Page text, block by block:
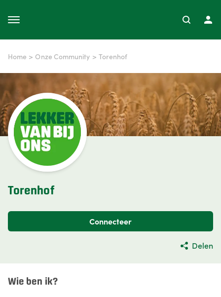
Home > Onze Community > Torenhof
Torenhof
Connecteer
Delen
Wie ben ik?